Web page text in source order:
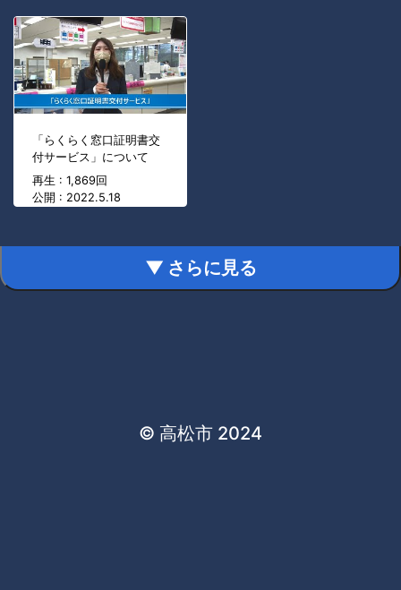
「らくらく窓口証明書交
付サービス」について
再生 : 1,869回
公開 : 2022.5.18
▼ さらに見る
© 高松市 2024